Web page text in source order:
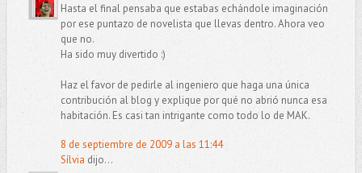
Hasta el final pensaba que estabas echándole imaginación
por ese puntazo de novelista que llevas dentro. Ahora veo
que no.
Ha sido muy divertido :)
Haz el favor de pedirle al ingeniero que haga una única
contribución al blog y explique por qué no abrió nunca esa
habitación. Es casi tan intrigante como todo lo de MAK.
8 de septiembre de 2009 a las 11:44
Sílvia dijo...